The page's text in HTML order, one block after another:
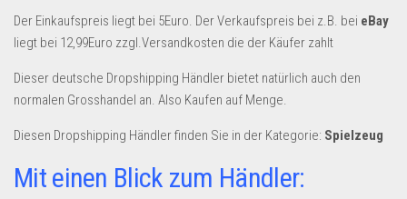
eBay Restposten kaufen
Sonderposten-Angebote
Saison & Eventprodkte
Dropshipping-Produkte
B2B Produkte
Grosshandel
Der Einkaufspreis liegt bei 5Euro. Der Verkaufspreis bei z.B. bei eBay
liegt bei 12,99Euro zzgl.Versandkosten die der Käufer zahlt
Dieser deutsche Dropshipping Händler bietet natürlich auch den
normalen Grosshandel an. Also Kaufen auf Menge.
Diesen Dropshipping Händler finden Sie in der Kategorie: Spielzeug
Mit einen Blick zum Händler: